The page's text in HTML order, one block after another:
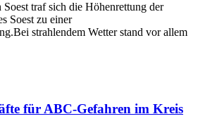
traf sich die Höhenrettung der
Soest zu einer
strahlendem Wetter stand vor allem
für ABC-Gefahren im Kreis